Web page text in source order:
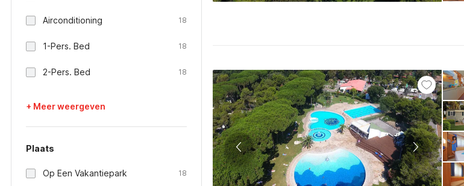
Airconditioning 18
1-Pers. Bed 18
2-Pers. Bed 18
+ Meer weergeven
Plaats
Op Een Vakantiepark 18